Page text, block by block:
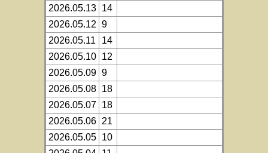
2026.05.13 14
2026.05.12 9
2026.05.11
14
2026.05.10 12
2026.05.09 9
2026.05.08 18
2026.05.07 18
2026.05.06 21
2026.05.05 10